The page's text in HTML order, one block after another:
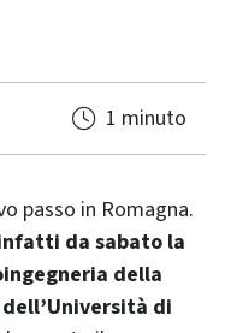
1 minuto
passo in Romagna.
da sabato la
della
di